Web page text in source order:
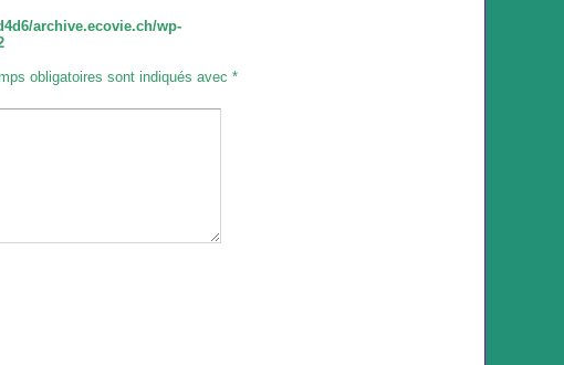
archive.ecovie.ch/wp-
obligatoires sont indiqués avec *